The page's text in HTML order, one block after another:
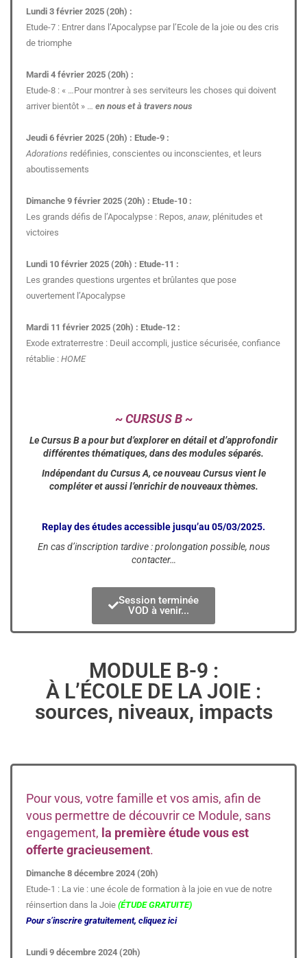
Lundi 3 février 2025 (20h) :
Etude-7 : Entrer dans l’Apocalypse par l’Ecole de la joie ou des cris
de triomphe
Mardi 4 février 2025 (20h) :
Etude-8 : « …Pour montrer à ses serviteurs les choses qui doivent
arriver bientôt » … en nous et à travers nous
Jeudi 6 février 2025 (20h) : Etude-9 :
Adorations redéfinies, conscientes ou inconscientes, et leurs
aboutissements
Dimanche 9 février 2025 (20h) : Etude-10 :
Les grands défis de l’Apocalypse : Repos, anaw, plénitudes et
victoires
Lundi 10 février 2025 (20h) : Etude-11 :
Les grandes questions urgentes et brûlantes que pose
ouvertement l’Apocalypse
Mardi 11 février 2025 (20h) : Etude-12 :
Exode extraterrestre : Deuil accompli, justice sécurisée, confiance
rétablie : HOME
~ CURSUS B ~
Le Cursus B a pour but d’explorer en détail et d’approfondir
différentes thématiques, dans des modules séparés.
Indépendant du Cursus A, ce nouveau Cursus vient le
compléter et aussi l’enrichir de nouveaux thèmes.
Replay des études accessible jusqu’au 05/03/2025.
En cas d’inscription tardive : prolongation possible, nous
contacter…
Session terminée
VOD à venir...
MODULE B-9 :
À L’ÉCOLE DE LA JOIE :
sources, niveaux, impacts
Pour vous, votre famille et vos amis, afin de
vous permettre de découvrir ce Module, sans
engagement, la première étude vous est
offerte gracieusement.
Dimanche 8 décembre 2024 (20h)
Etude-1 : La vie : une école de formation à la joie en vue de notre
réinsertion dans la Joie (ÉTUDE GRATUITE)
Pour s’inscrire gratuitement, cliquez ici
Lundi 9 décembre 2024 (20h)